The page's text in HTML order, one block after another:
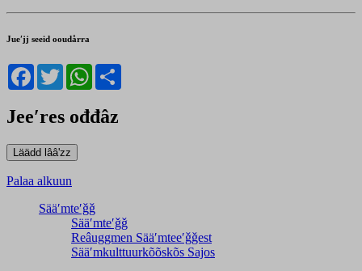
Jueʹjj seeid ooudårra
Facebook
TwitterWhatsApp
Jeeʹres ođđâz
Palaa alkuun
Sääʹmteʹǧǧ
Sääʹmteʹǧǧ
Reâuggmen Sääʹmteeʹǧǧest
Sääʹmkulttuurkõõskõs Sajos